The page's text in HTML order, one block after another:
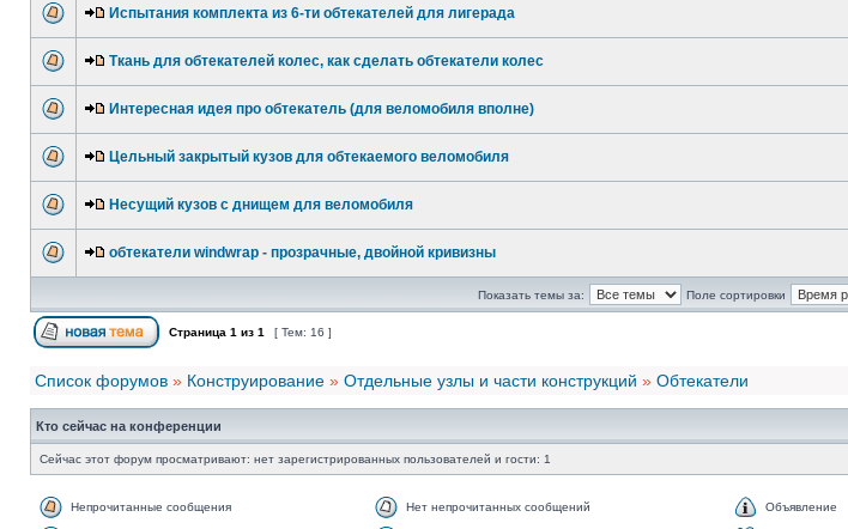
Испытания комплекта из 6-ти обтекателей для лигерада
Ткань для обтекателей колес, как сделать обтекатели колес
Интересная идея про обтекатель (для веломобиля вполне)
Цельный закрытый кузов для обтекаемого веломобиля
Несущий кузов с днищем для веломобиля
обтекатели windwrap - прозрачные, двойной кривизны
Показать темы за: Поле сортировки
Страница 1 из 1 [ Тем: 16 ]
Список форумов » Конструирование » Отдельные узлы и части конструкций » Обтекатели
Кто сейчас на конференции
Сейчас этот форум просматривают: нет зарегистрированных пользователей и гости: 1
Непрочитанные сообщения Нет непрочитанных сообщений Объявление